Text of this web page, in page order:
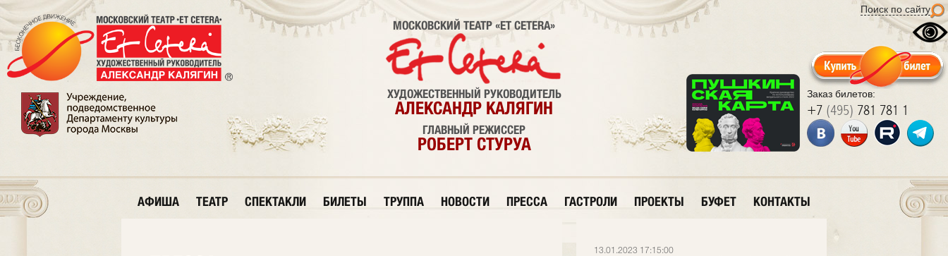
Поиск по сайту
Заказ билетов:
+7 (495) 781 781 1
МОСКОВСКИЙ ТЕАТР «ET CETERA»
ХУДОЖЕСТВЕННЫЙ РУКОВОДИТЕЛЬ
АЛЕКСАНДР КАЛЯГИН
ГЛАВНЫЙ РЕЖИССЕР
РОБЕРТ СТУРУА
АФИША ТЕАТР СПЕКТАКЛИ БИЛЕТЫ ТРУППА НОВОСТИ ПРЕССА ГАСТРОЛИ ПРОЕКТЫ БУФЕТ КОНТАКТЫ
13.01.2023 17:15:00